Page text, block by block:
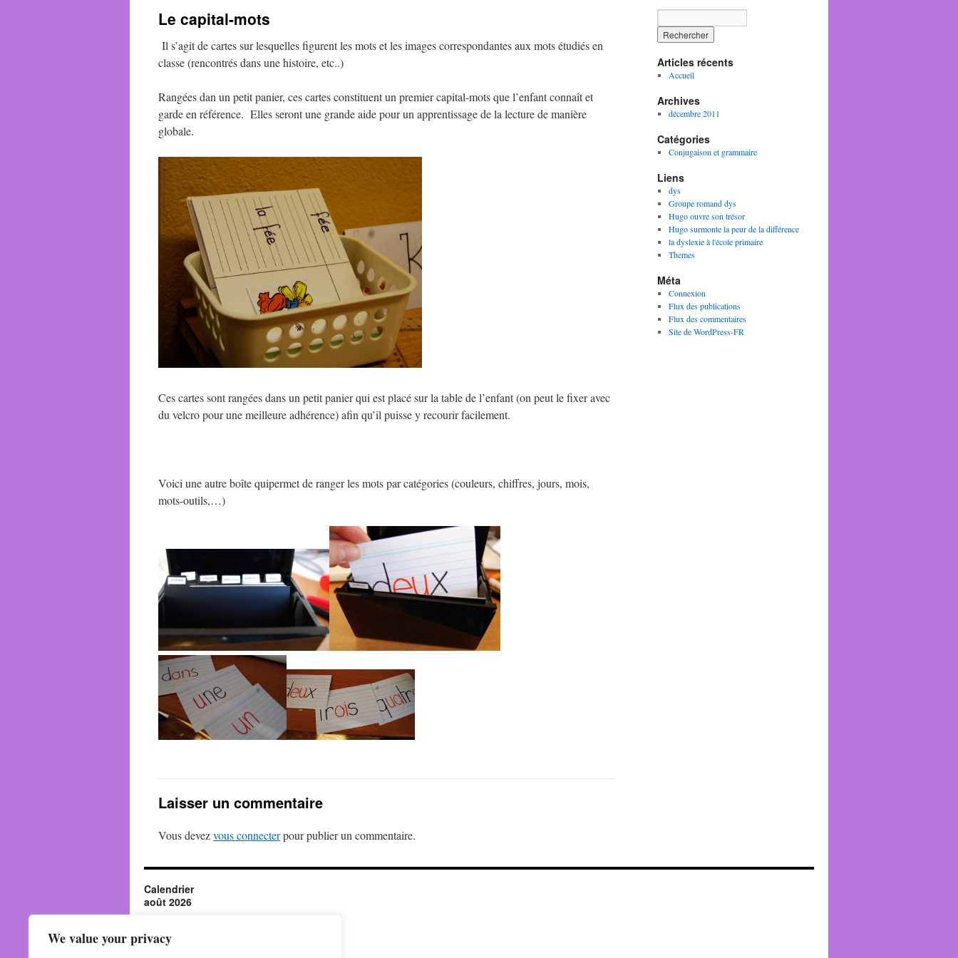
We value your privacy
Le capital-mots
Il s’agit de cartes sur lesquelles figurent les mots et les images correspondantes aux mots étudiés en
classe (rencontrés dans une histoire, etc..)
Rangées dan un petit panier, ces cartes constituent un premier capital-mots que l’enfant connaît et
garde en référence. Elles seront une grande aide pour un apprentissage de la lecture de manière
globale.
Ces cartes sont rangées dans un petit panier qui est placé sur la table de l’enfant (on peut le fixer avec
du velcro pour une meilleure adhérence) afin qu’il puisse y recourir facilement.
Voici une autre boîte quipermet de ranger les mots par catégories (couleurs, chiffres, jours, mois,
mots-outils,…)
Laisser un commentaire
Vous devezvous connecterpour publier un commentaire.
Articles récents
Accueil
Archives
décembre 2011
Catégories
Conjugaison et grammaire
Liens
dys
Groupe romand dys
Hugo ouvre son trésor
Hugo surmonte la peur de la différence
la dyslexie à l'école primaire
Themes
Méta
Connexion
Flux des publications
Flux des commentaires
Site de WordPress-FR
Calendrier
août 2026